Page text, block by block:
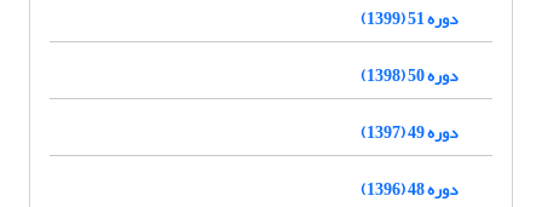
دوره 51 (1399)
دوره 50 (1398)
دوره 49 (1397)
دوره 48 (1396)